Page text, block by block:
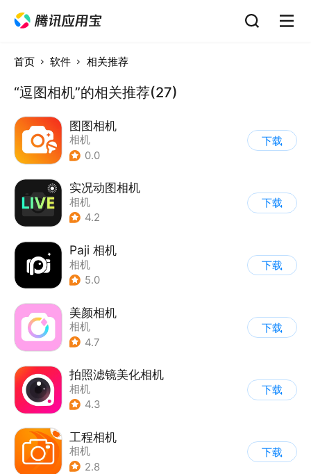
首页 软件 相关推荐
“逗图相机”的相关推荐(27)
图图相机
相机
0.0
下载
实况动图相机
相机
4.2
下载
Paji 相机
相机
5.0
下载
美颜相机
相机
4.7
下载
拍照滤镜美化相机
相机
4.3
下载
工程相机
相机
2.8
下载